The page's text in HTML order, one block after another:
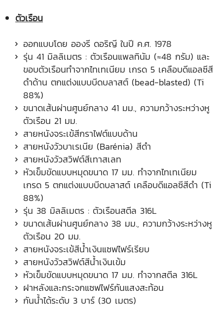
ตัวเรือน
ออกแบบโดย อองรี ดอริญี ในปี ค.ศ. 1978
รุ่น 41 มิลลิเมตร : ตัวเรือนแพลทินัม (≈48 กรัม) และ
ขอบตัวเรือนทำจากไทเทเนียม เกรด 5 เคลือบดีแอลซีสี
ดำด้าน ตกแต่งแบบบีดบลาสต์ (bead-blasted) (Ti
88%)
ขนาดเส้นผ่านศูนย์กลาง 41 มม., ความกว้างระหว่างหู
ตัวเรือน 21 มม.
สายหนังจระเข้สีกราไฟต์แบบด้าน
สายหนังวัวบาเรเนีย (Barénia) สีดำ
สายหนังวัวสวิฟต์สีเทาสเลท
หัวเข็มขัดแบบหมุดขนาด 17 มม. ทำจากไทเทเนียม
เกรด 5 ตกแต่งแบบบีดบลาสต์ เคลือบดีแอลซีสีดำ (Ti
88%)
รุ่น 38 มิลลิเมตร : ตัวเรือนสตีล 316L
ขนาดเส้นผ่านศูนย์กลาง 38 มม., ความกว้างระหว่างหู
ตัวเรือน 20 มม.
สายหนังจระเข้สีน้ำเงินแซฟไฟร์เรียบ
สายหนังวัวสวิฟต์สีน้ำเงินเข้ม
หัวเข็มขัดแบบหมุดขนาด 17 มม. ทำจากสตีล 316L
ฝาหลังและกระจกแซฟไฟร์กันแสงสะท้อน
กันน้ำได้ระดับ 3 บาร์ (30 เมตร)